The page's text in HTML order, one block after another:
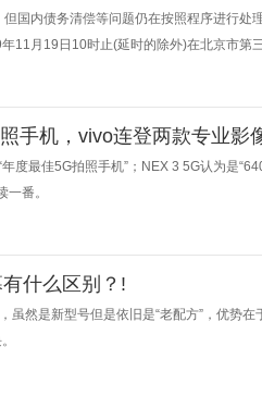
国内债务清偿等问题仍在按照程序进行处
11月19日10时止(延时的除外)在北京市第
手机，vivo连登两款专业影
度最佳5G拍照手机”；NEX 3 5G认为是
番。
什么区别？!
虽然是新型号但是依旧是“老配方”，优势